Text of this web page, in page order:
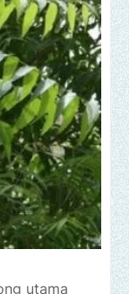
utama